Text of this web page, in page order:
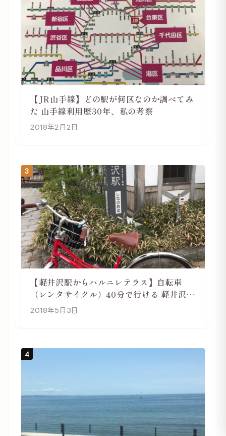
【JR山手線】どの駅が何区なのか調べてみ
た 山手線利用歴30年、私の考察
2018年2月2日
3
【軽井沢駅からハルニレテラス】自転車
（レンタサイクル）40分で行ける 軽井沢旅
行は自転車利用がおススメ
2018年5月3日
4